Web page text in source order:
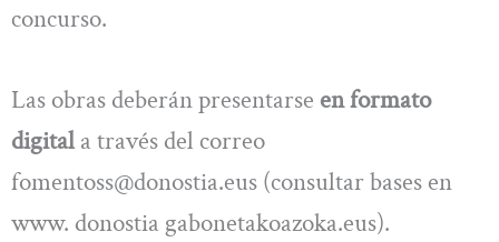
concurso.
Las obras deberán presentarse en formato
digital a través del correo
fomentoss@donostia.eus (consultar bases en
www. donostia gabonetakoazoka.eus).